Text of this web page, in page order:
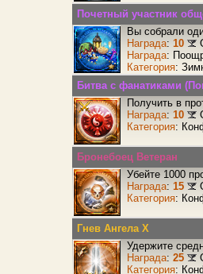
Почетный участник
Вы собрали
Награда: 10
Награда:
Категория:
Битва с фанатиками
Получить в
Награда: 10
Категория:
Бронебоец Ветеран
Убейте 1000
Награда: 15
Категория:
Гнев Ангела X
Удержите
Награда: 25
Категория: